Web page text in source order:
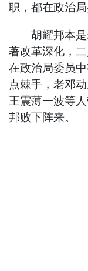
职，都在政治局
胡耀邦本是
著改革深化，
在政治局委员
点棘手，老邓
王震薄一波等
邦败下阵来。